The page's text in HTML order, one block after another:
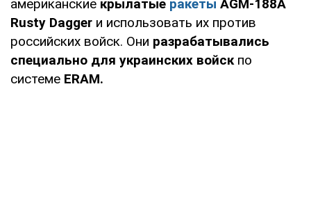
американские крылатые ракеты AGM-188A
Rusty Dagger и использовать их против
российских войск. Они разрабатывались
специально для украинских войскпо
системе ERAM.